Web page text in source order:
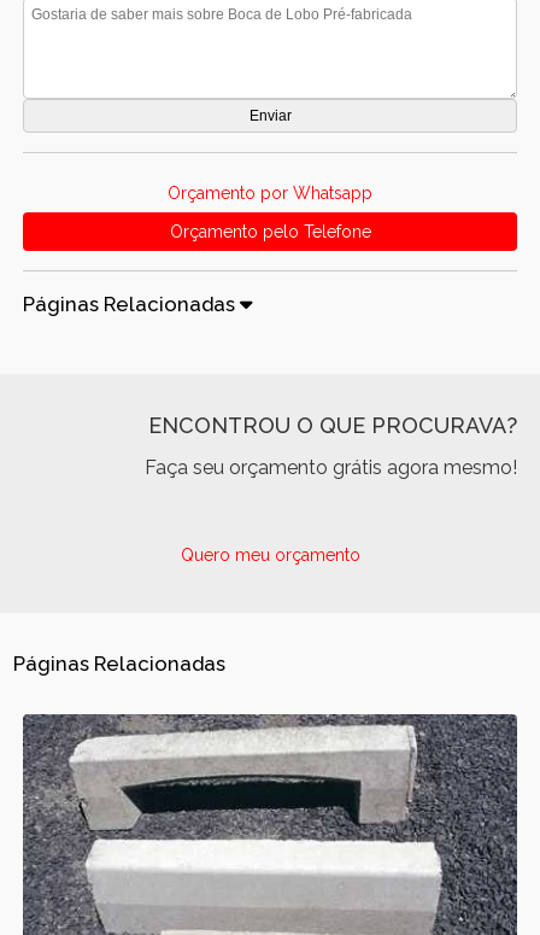
Orçamento por Whatsapp
Orçamento pelo Telefone
Páginas Relacionadas
ENCONTROU O QUE PROCURAVA?
Faça seu orçamento grátis agora mesmo!
Quero meu orçamento
Páginas Relacionadas